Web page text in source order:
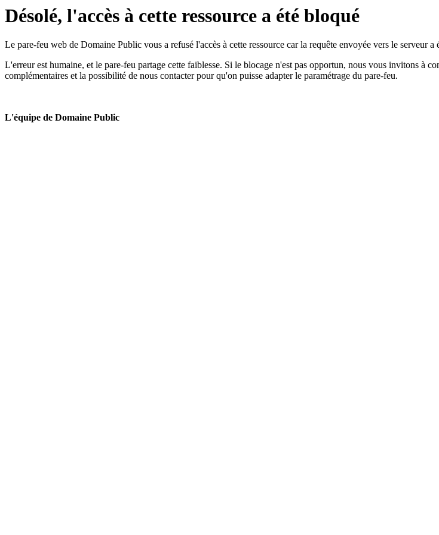
Désolé, l'accès à cette ressource a été bloqué
Le pare-feu web de Domaine Public vous a refusé l'accès à cette ressource car la requête envoyée vers le serveur a
L'erreur est humaine, et le pare-feu partage cette faiblesse. Si le blocage n'est pas opportun, nous vous invitons à
complémentaires et la possibilité de nous contacter pour qu'on puisse adapter le paramétrage du pare-feu.
L'équipe de Domaine Public